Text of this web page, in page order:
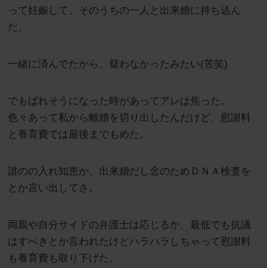
って妊娠して、そのうちの一人と出来婚に持ち込ん
だ。
一緒に済んでたから、疑わなかったみたい(苦笑)
でもばれそうになった時があってアレは焦った。
色々あって私から離婚を切り出したんだけど、慰謝料
と養育費では最後までもめた。
誰のの入れ知恵か、出来婚だし念のためＤＮＡ検査を
とか言い出してさ。
両親や自分サイドの弁護士は応じるか、最低でも抗議
はすべきとか言われたけどハラハラしちゃって慰謝料
も養育費も取り下げた。